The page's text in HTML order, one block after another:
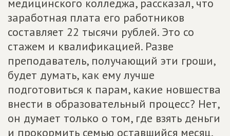
медицинского колледжа, рассказал, что
заработная плата его работников
составляет 22 тысячи рублей. Это со
стажем и квалификацией. Разве
преподаватель, получающий эти гроши,
будет думать, как ему лучше
подготовиться к парам, какие новшества
внести в образовательный процесс? Нет,
он думает только о том, где взять деньги
и прокормить семью оставшийся месяц.